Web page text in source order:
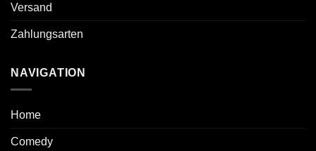
Versand
Zahlungsarten
NAVIGATION
Home
Comedy